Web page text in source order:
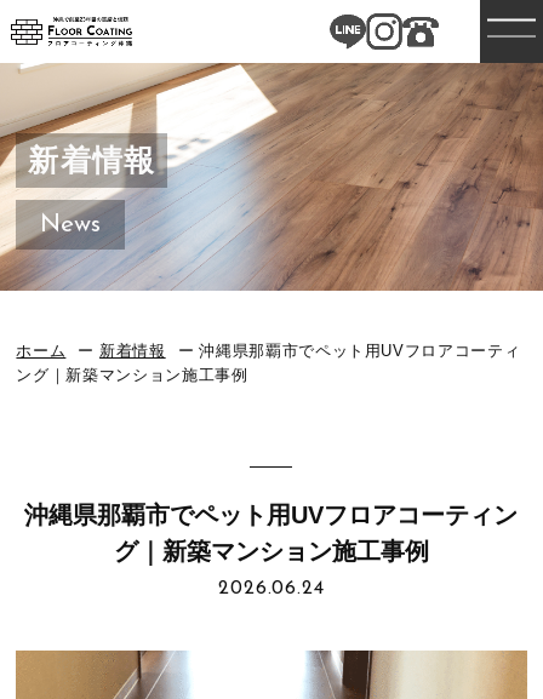
新着情報
News
ホーム 新着情報
沖縄県那覇市でペット用UVフロアコーティ
ング｜新築マンション施工事例
沖縄県那覇市でペット用UVフロアコーティン
グ｜新築マンション施工事例
2026.06.24